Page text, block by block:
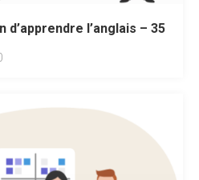
l’anglais – 35